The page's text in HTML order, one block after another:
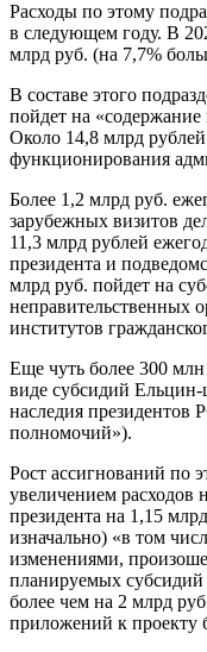
Расходы по этому
в следующем году. В
млрд руб. (на 7,7%
В составе этого
пойдет на
Около 14,8 млрд
функционирования
Более 1,2 млрд руб.
зарубежных визитов
11,3 млрд рублей
президента и
млрд руб. пойдет на
неправительственных
институтов
Еще чуть более 300 млн
виде субсидий Ельцин-
наследия президентов
полномочий»).
Рост ассигнований по
увеличением расходов
президента на 1,15
изначально) «в том
изменениями,
планируемых субсидий
более чем на 2 млрд
приложений к проекту